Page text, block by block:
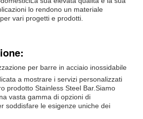
lo rendono un materiale
vari progetti e prodotti.
per barre in acciaio inossidabile
a mostrare i servizi personalizzati
prodotto Stainless Steel Bar.Siamo
vasta gamma di opzioni di
soddisfare le esigenze uniche dei